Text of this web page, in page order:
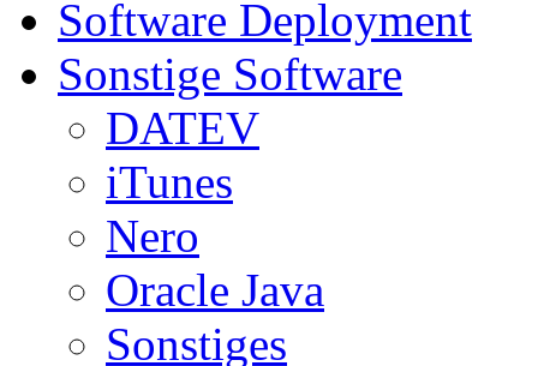
Software Deployment
Sonstige Software
DATEV
iTunes
Nero
Oracle Java
Sonstiges